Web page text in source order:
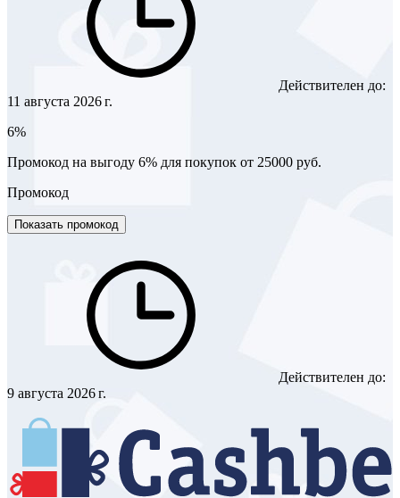
Действителен до:
11 августа 2026 г.
6%
Промокод на выгоду 6% для покупок от 25000 руб.
Промокод
Показать промокод
Действителен до:
9 августа 2026 г.